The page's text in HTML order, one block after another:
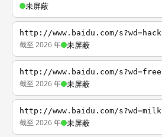
未屏蔽
http://www.baidu.com/s?wd=hack
截至 2026 年 未屏蔽
http://www.baidu.com/s?wd=free
截至 2026 年 未屏蔽
http://www.baidu.com/s?wd=milk
截至 2026 年 未屏蔽